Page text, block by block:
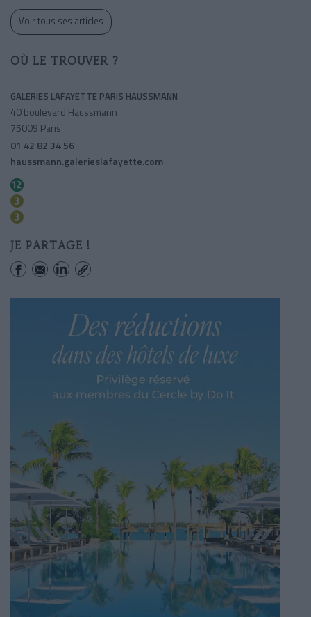
Voir tous ses articles
OÙ LE TROUVER ?
GALERIES LAFAYETTE PARIS HAUSSMANN
40 boulevard Haussmann
75009 Paris
01 42 82 34 56
haussmann.galerieslafayette.com
JE PARTAGE !